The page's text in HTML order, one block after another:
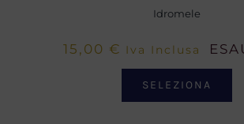
Idromele
15,00 € Iva Inclusa
SELEZIONA